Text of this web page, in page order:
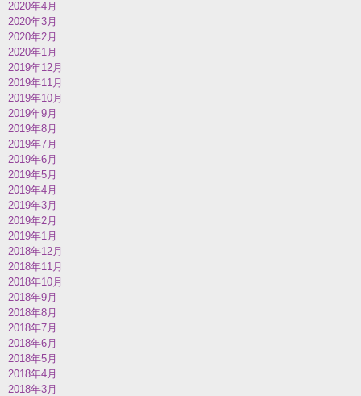
2020年4月
2020年3月
2020年2月
2020年1月
2019年12月
2019年11月
2019年10月
2019年9月
2019年8月
2019年7月
2019年6月
2019年5月
2019年4月
2019年3月
2019年2月
2019年1月
2018年12月
2018年11月
2018年10月
2018年9月
2018年8月
2018年7月
2018年6月
2018年5月
2018年4月
2018年3月